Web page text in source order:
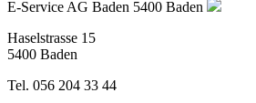
E-Service AG Baden 5400 Baden
Haselstrasse 15
5400 Baden
Tel. 056 204 33 44